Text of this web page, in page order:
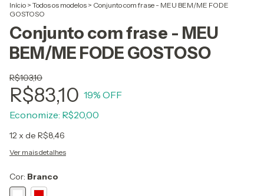
Início > Todos os modelos > Conjunto com frase - MEU BEM/ME FODE
GOSTOSO
Conjunto com frase - MEU
BEM/ME FODE GOSTOSO
R$103,10
R$83,10 19% OFF
Economize: R$20,00
12x de R$8,46
Ver mais detalhes
Cor: Branco